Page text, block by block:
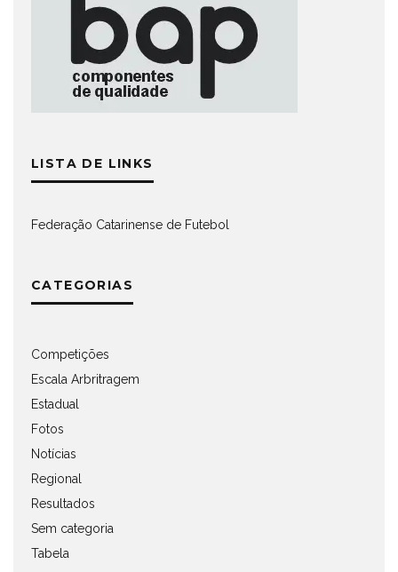
LISTA DE LINKS
Federação Catarinense de Futebol
CATEGORIAS
Competições
Escala Arbritragem
Estadual
Fotos
Notícias
Regional
Resultados
Sem categoria
Tabela